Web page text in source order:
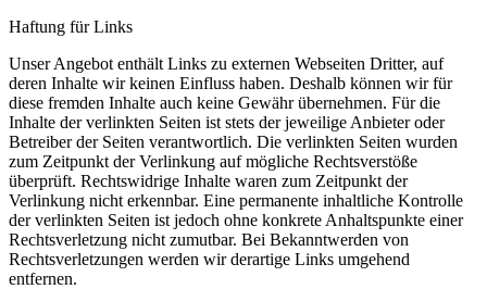
Haftung für Links
Unser Angebot enthält Links zu externen Webseiten Dritter, auf
deren Inhalte wir keinen Einfluss haben. Deshalb können wir für
diese fremden Inhalte auch keine Gewähr übernehmen. Für die
Inhalte der verlinkten Seiten ist stets der jeweilige Anbieter oder
Betreiber der Seiten verantwortlich. Die verlinkten Seiten wurden
zum Zeitpunkt der Verlinkung auf mögliche Rechtsverstöße
überprüft. Rechtswidrige Inhalte waren zum Zeitpunkt der
Verlinkung nicht erkennbar. Eine permanente inhaltliche Kontrolle
der verlinkten Seiten ist jedoch ohne konkrete Anhaltspunkte einer
Rechtsverletzung nicht zumutbar. Bei Bekanntwerden von
Rechtsverletzungen werden wir derartige Links umgehend
entfernen.